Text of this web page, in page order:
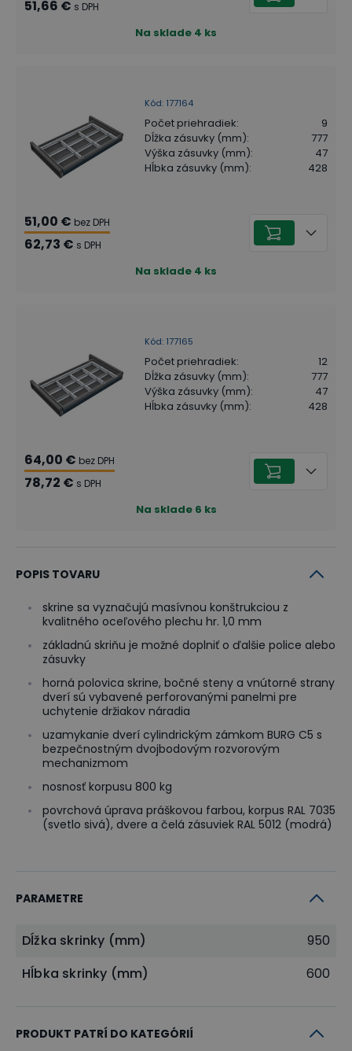
51,66 € s DPH
Na sklade 4 ks
Kód: 177164
Počet priehradiek:
9
Dĺžka zásuvky (mm):
777
Výška zásuvky (mm):
47
Hĺbka zásuvky (mm): 428
51,00 € bez DPH
62,73 € s DPH
Na sklade 4 ks
Kód: 177165
Počet priehradiek:
12
Dĺžka zásuvky (mm):
777
Výška zásuvky (mm):
47
Hĺbka zásuvky (mm): 428
64,00 € bez DPH
78,72 € s DPH
Na sklade 6 ks
POPIS TOVARU
skrine sa vyznačujú masívnou konštrukciou z
kvalitného oceľového plechu hr. 1,0 mm
základnú skriňu je možné doplniť o ďalšie police alebo
zásuvky
horná polovica skrine, bočné steny a vnútorné strany
dverí sú vybavené perforovanými panelmi pre
uchytenie držiakov náradia
uzamykanie dverí cylindrickým zámkom BURG C5 s
bezpečnostným dvojbodovým rozvorovým
mechanizmom
nosnosť korpusu 800 kg
povrchová úprava práškovou farbou, korpus RAL 7035
(svetlo sivá), dvere a čelá zásuviek RAL 5012 (modrá)
PARAMETRE
Dĺžka skrinky (mm)
950
Hĺbka skrinky (mm)
600
PRODUKT PATRÍ DO KATEGÓRIÍ